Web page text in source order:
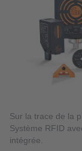
Sur la trace de la
Système RFID
intégrée.